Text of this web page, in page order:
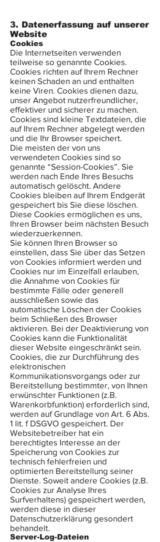
3. Datenerfassung auf unserer
Website
Cookies
Die Internetseiten verwenden
teilweise so genannte Cookies.
Cookies richten auf Ihrem Rechner
keinen Schaden an und enthalten
keine Viren. Cookies dienen dazu,
unser Angebot nutzerfreundlicher,
effektiver und sicherer zu machen.
Cookies sind kleine Textdateien, die
auf Ihrem Rechner abgelegt werden
und die Ihr Browser speichert.
Die meisten der von uns
verwendeten Cookies sind so
genannte “Session-Cookies”. Sie
werden nach Ende Ihres Besuchs
automatisch gelöscht. Andere
Cookies bleiben auf Ihrem Endgerät
gespeichert bis Sie diese löschen.
Diese Cookies ermöglichen es uns,
Ihren Browser beim nächsten Besuch
wiederzuerkennen.
Sie können Ihren Browser so
einstellen, dass Sie über das Setzen
von Cookies informiert werden und
Cookies nur im Einzelfall erlauben,
die Annahme von Cookies für
bestimmte Fälle oder generell
ausschließen sowie das
automatische Löschen der Cookies
beim Schließen des Browser
aktivieren. Bei der Deaktivierung von
Cookies kann die Funktionalität
dieser Website eingeschränkt sein.
Cookies, die zur Durchführung des
elektronischen
Kommunikationsvorgangs oder zur
Bereitstellung bestimmter, von Ihnen
erwünschter Funktionen (z.B.
Warenkorbfunktion) erforderlich sind,
werden auf Grundlage von Art. 6 Abs.
1 lit. f DSGVO gespeichert. Der
Websitebetreiber hat ein
berechtigtes Interesse an der
Speicherung von Cookies zur
technisch fehlerfreien und
optimierten Bereitstellung seiner
Dienste. Soweit andere Cookies (z.B.
Cookies zur Analyse Ihres
Surfverhaltens) gespeichert werden,
werden diese in dieser
Datenschutzerklärung gesondert
behandelt.
Server-Log-Dateien